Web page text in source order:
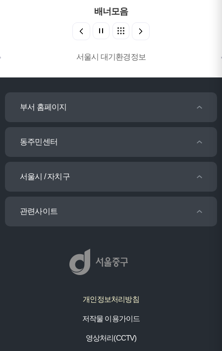
배너모음
서울시 대기환경정보
부서 홈페이지
동주민센터
서울시 / 자치구
관련사이트
개인정보처리방침
저작물 이용가이드
영상처리(CCTV)